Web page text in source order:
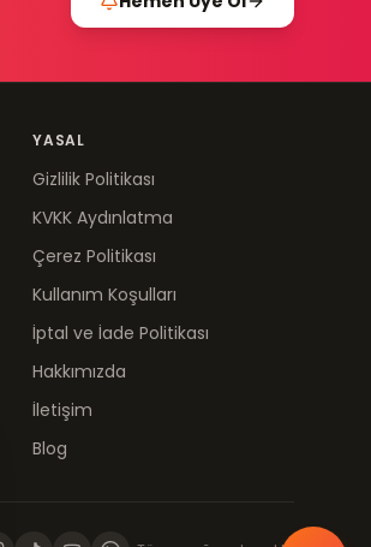
YASAL
Gizlilik Politikası
KVKK Aydınlatma
Çerez Politikası
Kullanım Koşulları
İptal ve İade Politikası
Hakkımızda
İletişim
Blog